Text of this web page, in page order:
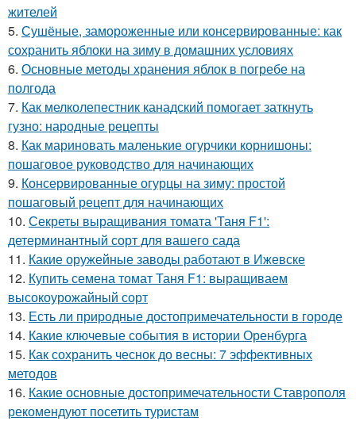
жителей
5. Сушёные, замороженные или консервированные: как
сохранить яблоки на зиму в домашних условиях
6. Основные методы хранения яблок в погребе на
полгода
7. Как мелколепестник канадский помогает заткнуть
гузно: народные рецепты
8. Как мариновать маленькие огурчики корнишоны:
пошаговое руководство для начинающих
9. Консервированные огурцы на зиму: простой
пошаговый рецепт для начинающих
10. Секреты выращивания томата 'Таня F1':
детерминантный сорт для вашего сада
11. Какие оружейные заводы работают в Ижевске
12. Купить семена томат Таня F1: выращиваем
высокоурожайный сорт
13. Есть ли природные достопримечательности в городе
14. Какие ключевые события в истории Оренбурга
15. Как сохранить чеснок до весны: 7 эффективных
методов
16. Какие основные достопримечательности Ставрополя
рекомендуют посетить туристам